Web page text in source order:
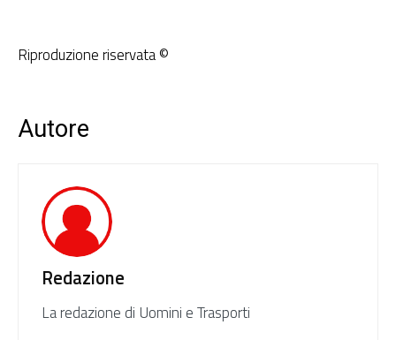
Riproduzione riservata ©
Autore
Redazione
La redazione di Uomini e Trasporti